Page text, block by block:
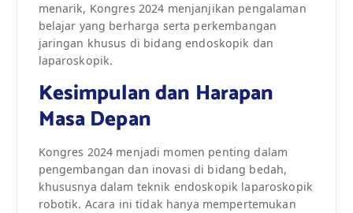
menarik, Kongres 2024 menjanjikan pengalaman
belajar yang berharga serta perkembangan
jaringan khusus di bidang endoskopik dan
laparoskopik.
Kesimpulan dan Harapan
Masa Depan
Kongres 2024 menjadi momen penting dalam
pengembangan dan inovasi di bidang bedah,
khususnya dalam teknik endoskopik laparoskopik
robotik. Acara ini tidak hanya mempertemukan